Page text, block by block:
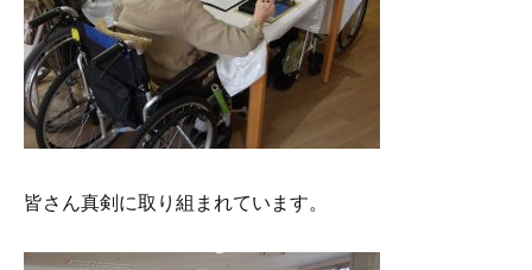
皆さん真剣に取り組まれています。